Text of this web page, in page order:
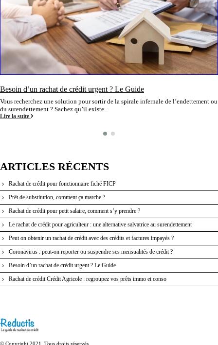
Rachat de crédit partiel : regrouper ses dettes intelligemment
Vous avez au moins 3 prêts à rembourser, voire plus ? Le rachat de crédit peut
vous aider à retrouver...
Lire la suite
ARTICLES RÉCENTS
Rachat de crédit pour fonctionnaire fiché FICP
Prêt de substitution, comment ça marche ?
Rachat de crédit pour petit salaire, comment s’y prendre ?
Le rachat de crédit pour agriculteur : une alternative salvatrice au surendettement
Peut on obtenir un rachat de crédit avec des crédits et factures impayés ?
Coronavirus : peut-on reporter ou suspendre ses mensualités de crédit ?
Besoin d’un rachat de crédit urgent ? Le Guide
Rachat de crédit Crédit Agricole : regroupez vos prêts immo et conso